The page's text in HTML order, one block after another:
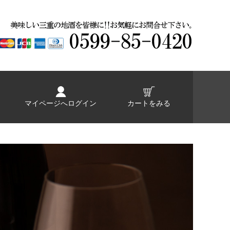
マイページへログイン カートをみる